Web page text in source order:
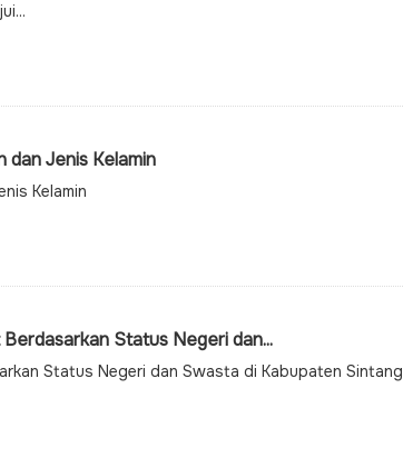
Jenis Kelamin
Kelamin
Status Negeri dan...
Status Negeri dan Swasta di Kabupaten Sintang